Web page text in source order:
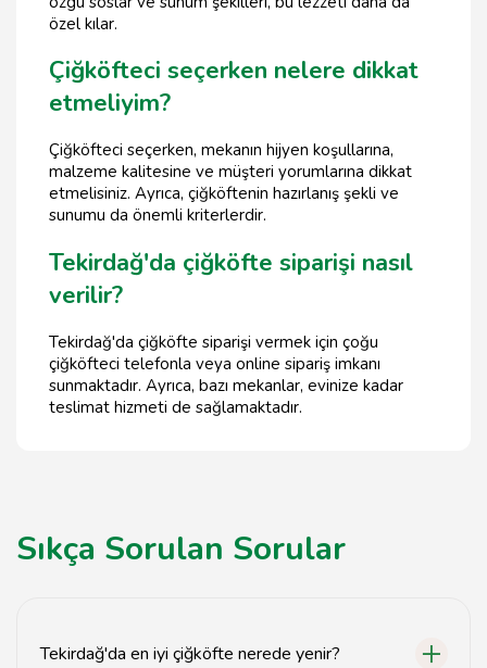
özel kılar.
Çiğköfteci seçerken nelere dikkat
etmeliyim?
Çiğköfteci seçerken, mekanın hijyen koşullarına,
malzeme kalitesine ve müşteri yorumlarına dikkat
etmelisiniz. Ayrıca, çiğköftenin hazırlanış şekli ve
sunumu da önemli kriterlerdir.
Tekirdağ'da çiğköfte siparişi nasıl
verilir?
Tekirdağ'da çiğköfte siparişi vermek için çoğu
çiğköfteci telefonla veya online sipariş imkanı
sunmaktadır. Ayrıca, bazı mekanlar, evinize kadar
teslimat hizmeti de sağlamaktadır.
Sıkça Sorulan Sorular
Tekirdağ'da en iyi çiğköfte nerede yenir?